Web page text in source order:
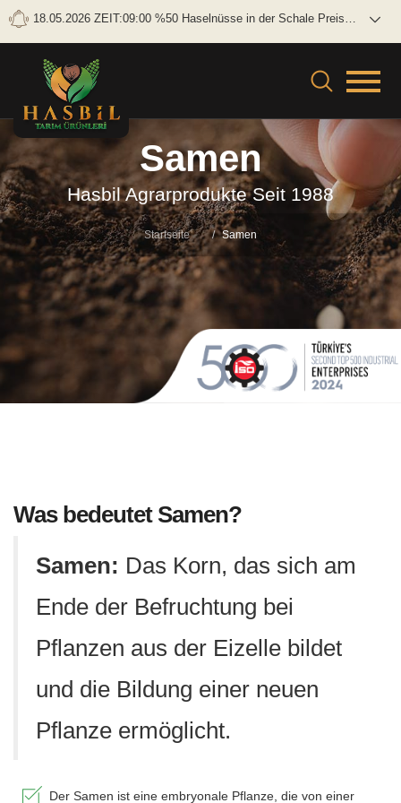
18.05.2026 ZEIT:09:00 %50 Haselnüsse in der Schale Preis
Samen
Hasbil Agrarprodukte Seit 1988
Startseite Samen
Was bedeutet Samen?
Samen: Das Korn, das sich am
Ende der Befruchtung bei
Pflanzen aus der Eizelle bildet
und die Bildung einer neuen
Pflanze ermöglicht.
Der Samen ist eine embryonale Pflanze, die von einer